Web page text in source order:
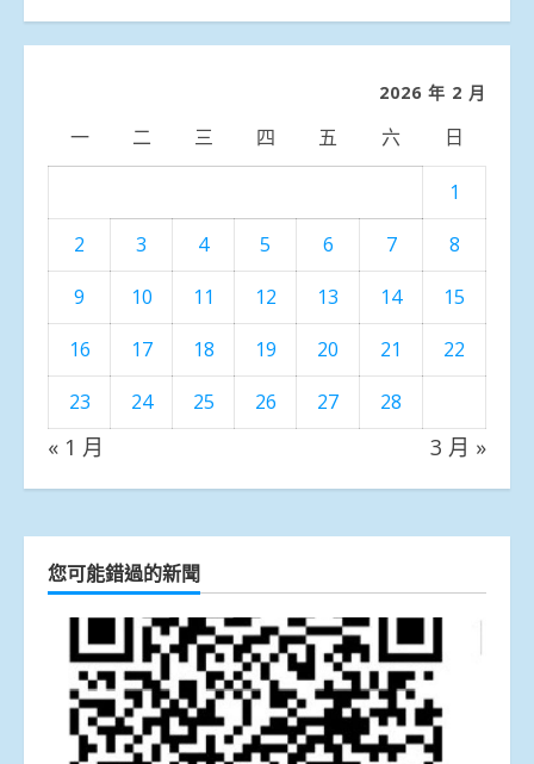
分
2026 年 2 月
一 二 三 四 五 六 日
1
2
3 4 5 6 7
8
9
10 11 12 13 14
15
16
17 18 19 20 21
22
23
24 25 26 27 28
« 1 月 3 月 »
您可能錯過的新聞